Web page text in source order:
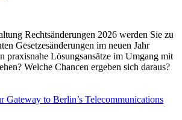
Rechtsänderungen 2026 werden Sie zu
Gesetzesänderungen im neuen Jahr
praxisnahe Lösungsansätze im Umgang mit
Welche Chancen ergeben sich daraus?
to Berlin’s Telecommunications